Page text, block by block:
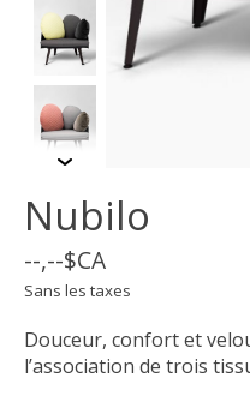
Nubilo
--,--$CA
Sans les taxes
Douceur, confort et
l’association de trois